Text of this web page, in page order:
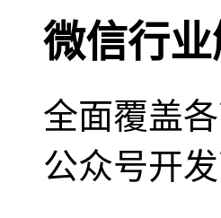
微信行
全面覆盖
公众号开